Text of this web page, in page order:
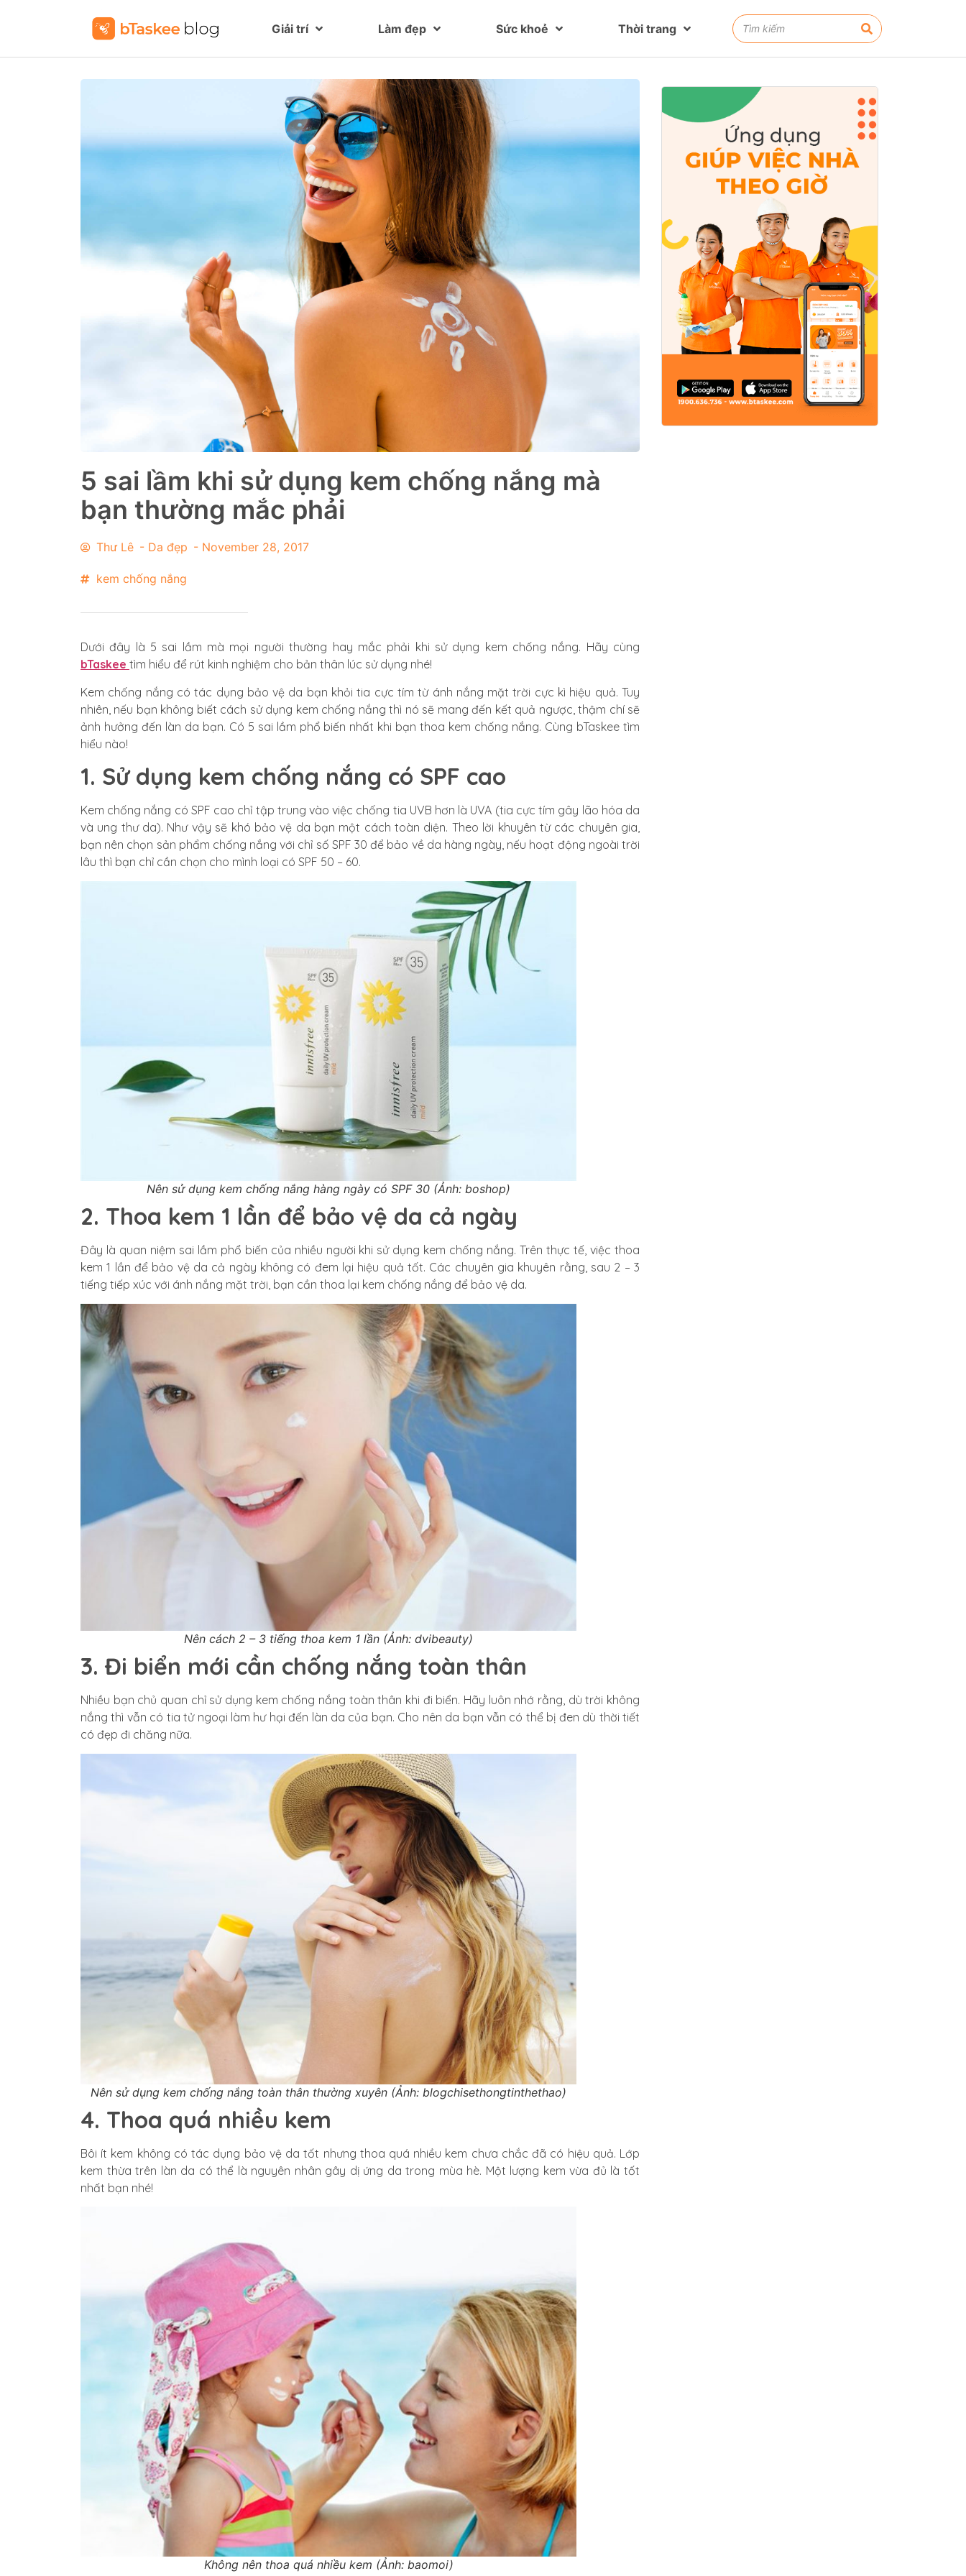
Giải trí Làm đẹp Sức khoẻ Thời trang
5 sai lầm khi sử dụng kem chống nắng mà
bạn thường mắc phải
Thư Lê - Da đẹp - November 28, 2017
kem chống nắng
Dưới đây là 5 sai lầm mà mọi người thường hay mắc phải khi sử dụng kem chống nắng. Hãy cùng
bTaskee tìm hiểu để rút kinh nghiệm cho bản thân lúc sử dụng nhé!
Kem chống nắng có tác dụng bảo vệ da bạn khỏi tia cực tím từ ánh nắng mặt trời cực kì hiệu quả. Tuy
nhiên, nếu bạn không biết cách sử dụng kem chống nắng thì nó sẽ mang đến kết quả ngược, thậm chí sẽ
ảnh hưởng đến làn da bạn. Có 5 sai lầm phổ biến nhất khi bạn thoa kem chống nắng. Cùng bTaskee tìm
hiểu nào!
1. Sử dụng kem chống nắng có SPF cao
Kem chống nắng có SPF cao chỉ tập trung vào việc chống tia UVB hơn là UVA (tia cực tím gây lão hóa da
và ung thư da). Như vậy sẽ khó bảo vệ da bạn một cách toàn diện. Theo lời khuyên từ các chuyên gia,
bạn nên chọn sản phẩm chống nắng với chỉ số SPF 30 để bảo về da hàng ngày, nếu hoạt động ngoài trời
lâu thì bạn chỉ cần chọn cho mình loại có SPF 50 – 60.
Nên sử dụng kem chống nắng hàng ngày có SPF 30 (Ảnh: boshop)
2. Thoa kem 1 lần để bảo vệ da cả ngày
Đây là quan niệm sai lầm phổ biến của nhiều người khi sử dụng kem chống nắng. Trên thực tế, việc thoa
kem 1 lần để bảo vệ da cả ngày không có đem lại hiệu quả tốt. Các chuyên gia khuyên rằng, sau 2 – 3
tiếng tiếp xúc với ánh nắng mặt trời, bạn cần thoa lại kem chống nắng để bảo vệ da.
Nên cách 2 – 3 tiếng thoa kem 1 lần (Ảnh: dvibeauty)
3. Đi biển mới cần chống nắng toàn thân
Nhiều bạn chủ quan chỉ sử dụng kem chống nắng toàn thân khi đi biển. Hãy luôn nhớ rằng, dù trời không
nắng thì vẫn có tia tử ngoại làm hư hại đến làn da của bạn. Cho nên da bạn vẫn có thể bị đen dù thời tiết
có đẹp đi chăng nữa.
Nên sử dụng kem chống nắng toàn thân thường xuyên (Ảnh: blogchisethongtinthethao)
4. Thoa quá nhiều kem
Bôi ít kem không có tác dụng bảo vệ da tốt nhưng thoa quá nhiều kem chưa chắc đã có hiệu quả. Lớp
kem thừa trên làn da có thể là nguyên nhân gây dị ứng da trong mùa hè. Một lượng kem vừa đủ là tốt
nhất bạn nhé!
Không nên thoa quá nhiều kem (Ảnh: baomoi)